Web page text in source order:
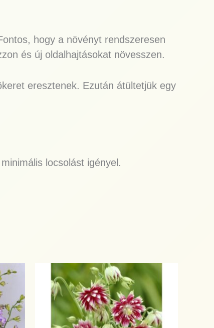
hogy a növényt rendszeresen
és új oldalhajtásokat növesszen.
eresztenek. Ezután átültetjük egy
locsolást igényel.